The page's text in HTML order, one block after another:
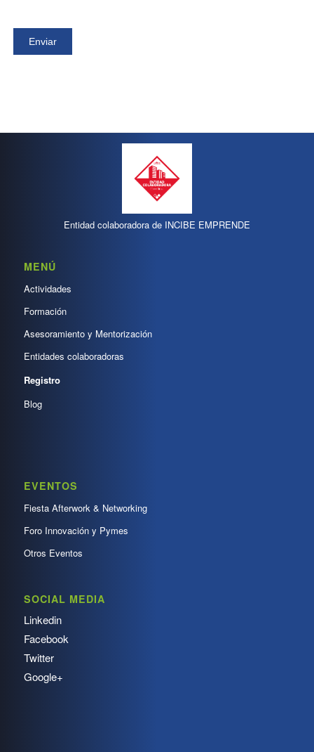
Entidad colaboradora de INCIBE EMPRENDE
MENÚ
Actividades
Formación
Asesoramiento y Mentorización
Entidades colaboradoras
Registro
Blog
EVENTOS
Fiesta Afterwork & Networking
Foro Innovación y Pymes
Otros Eventos
SOCIAL MEDIA
Linkedin
Facebook
Twitter
Google+